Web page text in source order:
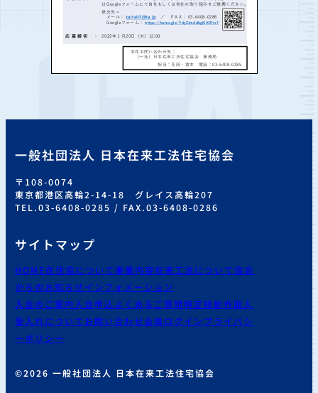
一般社団法人 日本在来工法住宅協会
〒108-0074
東京都港区高輪2-14-18 グレイス高輪207
TEL.03-6408-0285 / FAX.03-6408-0286
サイトマップ
HOME在住協について事業内容在来工法について協会
からのお知らせインフォメーション
入会のご案内 入会申込よくあるご質問特定技能外国人
受入れについて お問い合わせ会員ログイン プライバシ
ーポリシー
©2026 一般社団法人 日本在来工法住宅協会